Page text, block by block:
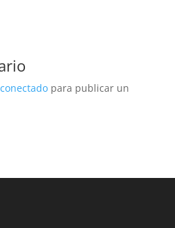
conectadopara publicar un